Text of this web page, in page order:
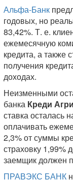
Альфа-Банк
годовых, но
83,42%. Т. е.
ежемесячную
кредита, а также
получения
доходах.
Неизменными
банка Креди
ставка осталась
оплачивать
2,3% от суммы
страховку 1,99%
заемщик должен
ПРАВЭКС БАНК